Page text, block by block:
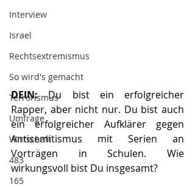
Interview
Israel
Rechtsextremismus
So wird's gemacht
Terrorismus
Umfrage
Wirtschaft
483
165
DEIN: Du bist ein erfolgreicher
Rapper, aber nicht nur. Du bist auch
ein erfolgreicher Aufklärer gegen
Antisemitismus mit Serien an
Vorträgen in Schulen. Wie
wirkungsvoll bist Du insgesamt?